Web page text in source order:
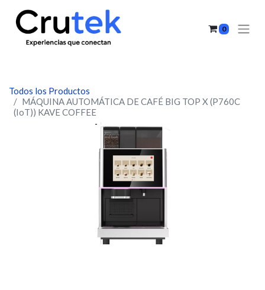
0
Todos los Productos
MÁQUINA AUTOMÁTICA DE CAFÉ BIG TOP X (P760C
(IoT)) KAVE COFFEE